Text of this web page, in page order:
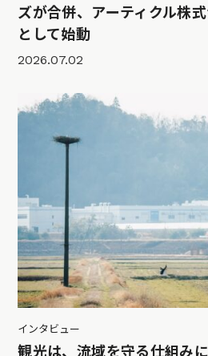
ズが合併、アーティクル株
として始動
2026.07.02
インタビュー
観光は、流域を守る仕組み